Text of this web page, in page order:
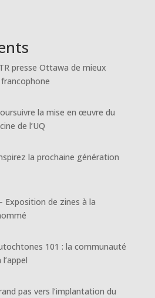
presse Ottawa de mieux
la mise en œuvre du
de l’UQ
la prochaine génération
Exposition de zines à la
101 : la communauté
pas vers l’implantation du